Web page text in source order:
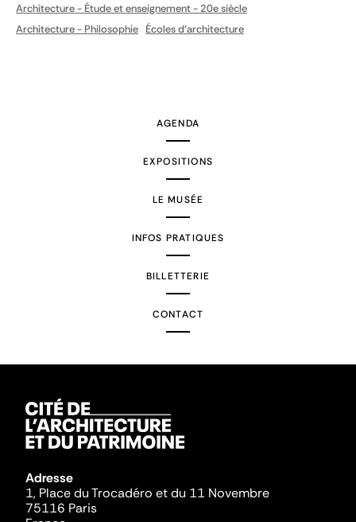
Architecture - Étude et enseignement - 20e siècle
Architecture - Philosophie Écoles d'architecture
AGENDA
EXPOSITIONS
LE MUSÉE
INFOS PRATIQUES
BILLETTERIE
CONTACT
Adresse
1, Place du Trocadéro et du 11 Novembre
75116 Paris